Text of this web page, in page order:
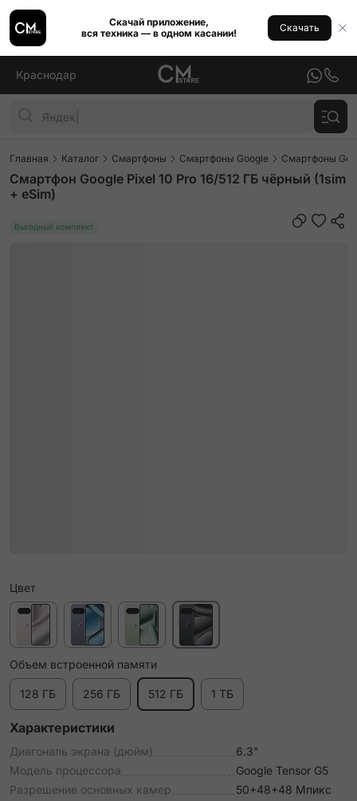
Скачай приложение,
вся техника — в одном касании!
Скачать
Краснодар
Главная Каталог Смартфоны Смартфоны Google Смартфоны
Смартфон Google Pixel 10 Pro 16/512 ГБ чёрный (1sim
+ eSim)
Выгодный комплект
Цвет
Объем встроенной памяти
128 ГБ 256 ГБ 512 ГБ 1 ТБ
Характеристики
Диагональ экрана (дюйм)
6.3"
Модель процессора
Google Tensor G5
Разрешение основных камер
50+48+48 Мпикс